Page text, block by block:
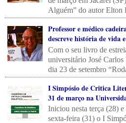
Alguém” do autor Elton
Professor e médico
descreve história de vida
Com o seu livro de
universitário José
dia 23 de setembro
I Simpósio de Critica
31 de março na
Iniciou nesta terça (28) e
sexta-feira (31) o I